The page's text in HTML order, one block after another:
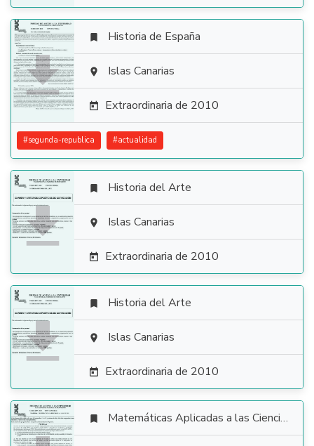

 Historia de España
 Islas Canarias
 Extraordinaria de 2010
#segunda-republica #actualidad

 Historia del Arte
 Islas Canarias
 Extraordinaria de 2010

 Historia del Arte
 Islas Canarias
 Extraordinaria de 2010
 Matemáticas Aplicadas a las Ciencias Sociales